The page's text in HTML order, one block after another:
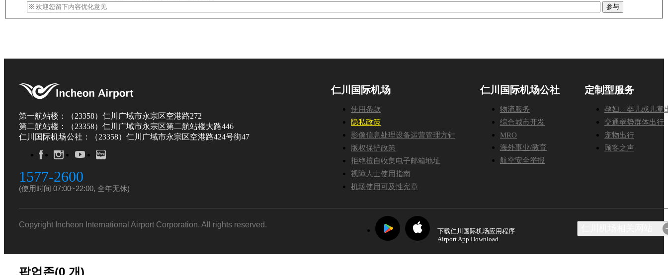
参与
第一航站楼：（23358）仁川广域市永宗区空港路272
第二航站楼：（23358）仁川广域市永宗区第二航站楼大路446
仁川国际机场公社：（23358）仁川广域市永宗区空港路424号街47
1577-2600
(使用时间 07:00~22:00, 全年无休)
仁川国际机场
使用条款
隐私政策
影像信息处理设备运营管理方针
版权保护政策
拒绝擅自收集电子邮箱地址
视障人士使用指南
机场使用可及性宪章
仁川国际机场公社
物流服务
综合城市开发
MRO
海外事业/教育
航空安全举报
定制型服务
孕妇、婴儿或儿童
交通弱势群体出行
宠物出行
顾客之声
Copyright Incheon International Airport Corporation. All rights reserved.
下载仁川国际机场应用程序
Airport App Download
航空安全教育院
팝업존(0 개)